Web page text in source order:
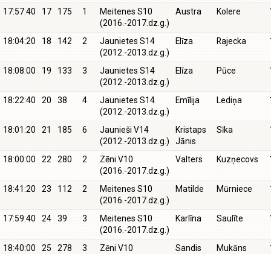
17:57:40 17 175 1
Meitenes S10
(2016.-2017.dz.g.)
Austra Kolere
18:04:20 18 142 2
Jaunietes S14
(2012.-2013.dz.g.)
Elīza Rajecka
18:08:00 19 133 3
Jaunietes S14
(2012.-2013.dz.g.)
Elīza Pūce
18:22:40 20 38 4
Jaunietes S14
(2012.-2013.dz.g.)
Emīlija Lediņa
18:01:20 21 185 6
Jaunieši V14
(2012.-2013.dz.g.)
Kristaps
Jānis
Sīka
18:00:00 22 280 2
Zēni V10
(2016.-2017.dz.g.)
Valters Kuzņecovs
18:41:20 23 112 2
Meitenes S10
(2016.-2017.dz.g.)
Matilde Mūrniece
17:59:40 24 39 3
Meitenes S10
(2016.-2017.dz.g.)
Karlīna Saulīte
18:40:00 25 278 3
Zēni V10
Sandis Mukāns